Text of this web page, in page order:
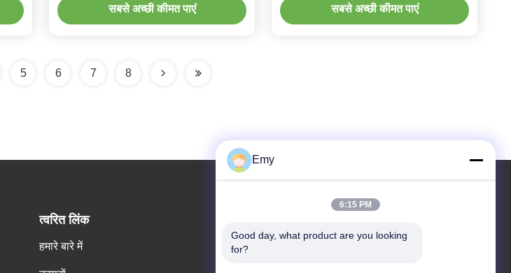
सबसे अच्छी कीमत पाएं सबसे अच्छी कीमत पाएं
5 6 7 8
त्वरित लिंक
हमारे बारे में पता
Emy
6:15 PM
Good day, what product are you looking
for?